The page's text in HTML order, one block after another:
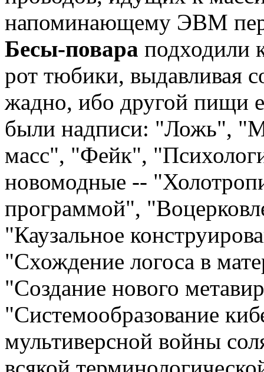
напоминающему ЭВМ
Бесы-повара подходили
рот тюбики, выдавливая
жадно, ибо другой пищи
были надписи: "Ложь",
масс", "Фейк",
новомодные --
программой",
"Каузальное
"Схождение логоса в
"Создание нового
"Системообразование
мультиверсной войны